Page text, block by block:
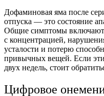
Дофаминовая яма после
отпуска — это состояние
Общие симптомы включают
с концентрацией,
усталости и потерю
привычных вещей. Если
двух недель, стоит
Цифровое